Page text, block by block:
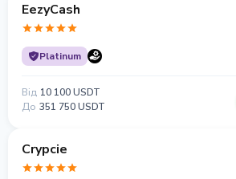
EezyCash
Platinum
Від 10 100 USDT
До 351 750 USDT
Crypcie